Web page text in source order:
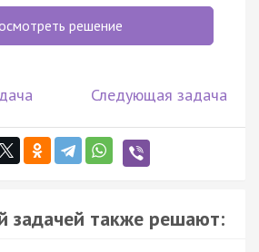
решение
Следующая задача
задачей также решают: